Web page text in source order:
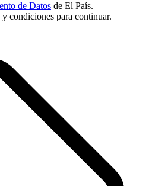
de Datos de El País.
condiciones para continuar.